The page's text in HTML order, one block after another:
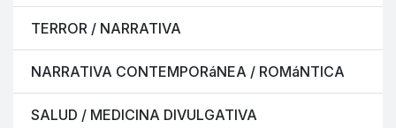
TERROR / NARRATIVA
NARRATIVA CONTEMPORáNEA / ROMáNTICA
SALUD / MEDICINA DIVULGATIVA